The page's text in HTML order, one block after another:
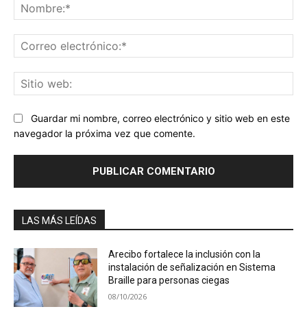
Guardar mi nombre, correo electrónico y sitio web en este
navegador la próxima vez que comente.
LAS MÁS LEÍDAS
Arecibo fortalece la inclusión con la
instalación de señalización en Sistema
Braille para personas ciegas
08/10/2026